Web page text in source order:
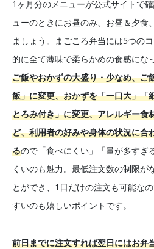
1ヶ月分のメニューが公式サイトで
ューのときにお昼のみ、お昼＆夕食
ましょう。まごころ弁当には5つの
的に全て薄味で柔らかめの食感にな
ご飯やおかずの大盛り・少なめ、ご
飯」に変更、おかずを「一口大」「
とろみ付き」に変更、アレルギー食
ど、利用者の好みや身体の状況に合
るので「食べにくい」「量が多すぎ
くいのも魅力。最低注文数の制限が
とができ、1日だけの注文も可能な
すいのも嬉しいポイントです。
前日までに注文すれば翌日にはお弁